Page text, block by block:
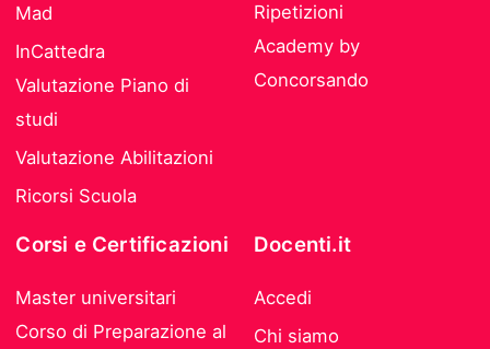
Mad
InCattedra
Valutazione Piano di
studi
Valutazione Abilitazioni
Ricorsi Scuola
Ripetizioni
Academy by
Concorsando
Corsi e Certificazioni
Master universitari
Corso di Preparazione al
Docenti.it
Accedi
Chi siamo